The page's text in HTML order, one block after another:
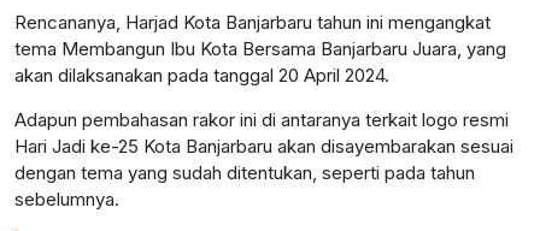
Rencananya, Harjad Kota Banjarbaru tahun ini mengangkat
tema Membangun Ibu Kota Bersama Banjarbaru Juara, yang
akan dilaksanakan pada tanggal 20 April 2024.
Adapun pembahasan rakor ini di antaranya terkait logo resmi
Hari Jadi ke-25 Kota Banjarbaru akan disayembarakan sesuai
dengan tema yang sudah ditentukan, seperti pada tahun
sebelumnya.